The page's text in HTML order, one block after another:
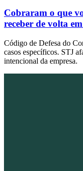
Cobraram o que
receber de volta
Código de Defesa do
casos específicos. STJ
intencional da empresa.